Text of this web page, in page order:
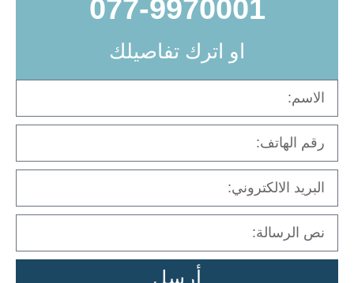
077-9970001
او اترك تفاصيلك
أرسل